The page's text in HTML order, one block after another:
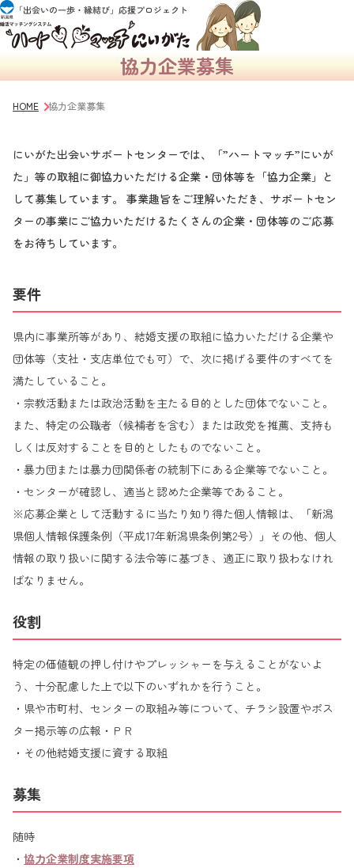
協力企業募集
HOME 協力企業募集
にいがた出会いサポートセンターでは、「”ハートマッチ”にいが
た」等の取組に御協力いただける企業・団体等を「協力企業」と
して募集しています。 事業趣旨をご理解いただき、サポートセン
ターの事業にご協力いただけるたくさんの企業・団体等のご応募
をお待ちしています。
要件
県内に事業所等があり、結婚支援の取組に協力いただける企業や
団体等（支社・支店単位でも可）で、次に掲げる要件のすべてを
満たしていること。
・宗教活動または政治活動を主たる目的とした団体でないこと。
また、特定の公職者（候補者を含む）または政党を推薦、支持も
しくは反対することを目的としたものでないこと。
・暴力団または暴力団関係者の統制下にある企業等でないこと。
・センターが確認し、適当と認めた企業等であること。
※応募企業として活動するに当たり知り得た個人情報は、「新潟
県個人情報保護条例（平成17年新潟県条例第2号）」その他、個人
情報の取り扱いに関する法令等に基づき、適正に取り扱わなけれ
ばなりません。
役割
特定の価値観の押し付けやプレッシャーを与えることがないよ
う、十分配慮した上で以下のいずれかを行うこと。
・県や市町村、センターの取組み等について、チラシ設置やポス
ター掲示等の広報・ＰＲ
・その他結婚支援に資する取組
募集
随時
・ 協力企業制度実施要項